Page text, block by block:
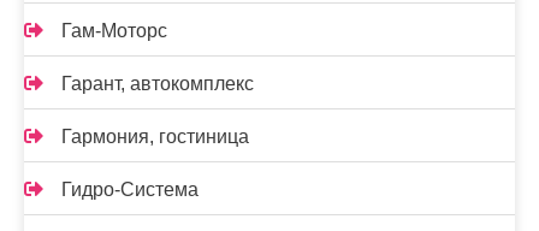
Гам-Моторс
Гарант, автокомплекс
Гармония, гостиница
Гидро-Система